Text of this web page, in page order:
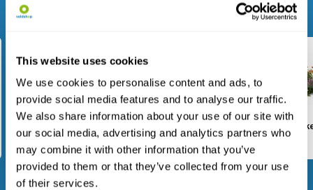
This website uses cookies
We use cookies to personalise content and ads, to
provide social media features and to analyse our traffic.
We also share information about your use of our site with
our social media, advertising and analytics partners who
may combine it with other information that you’ve
provided to them or that they’ve collected from your use
of their services.
Blader door ons assortiment
Bekijk alle categorieën
Veldwerk Nestkasten